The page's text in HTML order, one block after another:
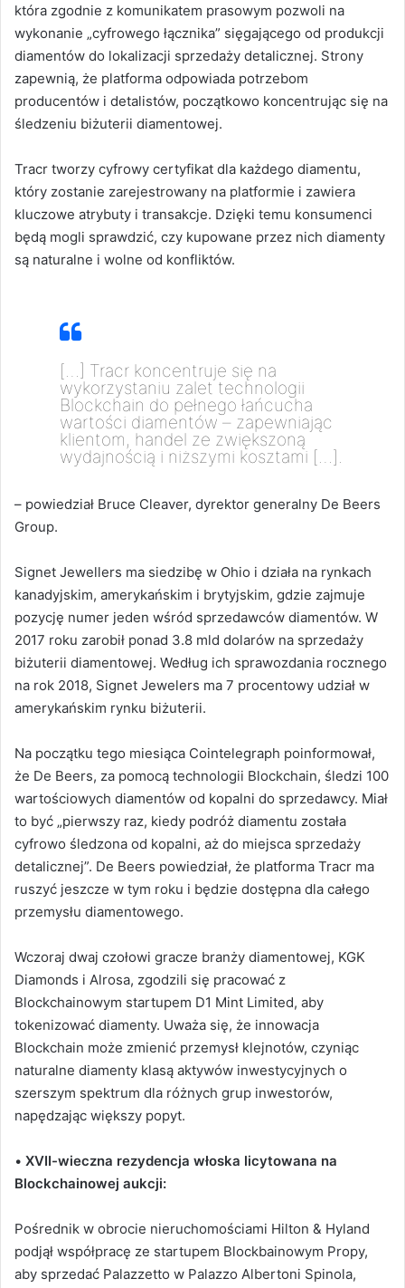
która zgodnie z komunikatem prasowym pozwoli na
wykonanie „cyfrowego łącznika” sięgającego od produkcji
diamentów do lokalizacji sprzedaży detalicznej. Strony
zapewnią, że platforma odpowiada potrzebom
producentów i detalistów, początkowo koncentrując się na
śledzeniu biżuterii diamentowej.
Tracr tworzy cyfrowy certyfikat dla każdego diamentu,
który zostanie zarejestrowany na platformie i zawiera
kluczowe atrybuty i transakcje. Dzięki temu konsumenci
będą mogli sprawdzić, czy kupowane przez nich diamenty
są naturalne i wolne od konfliktów.
[…] Tracr koncentruje się na
wykorzystaniu zalet technologii
Blockchain do pełnego łańcucha
wartości diamentów – zapewniając
klientom, handel ze zwiększoną
wydajnością i niższymi kosztami […].
– powiedział Bruce Cleaver, dyrektor generalny De Beers
Group.
Signet Jewellers ma siedzibę w Ohio i działa na rynkach
kanadyjskim, amerykańskim i brytyjskim, gdzie zajmuje
pozycję numer jeden wśród sprzedawców diamentów. W
2017 roku zarobił ponad 3.8 mld dolarów na sprzedaży
biżuterii diamentowej. Według ich sprawozdania rocznego
na rok 2018, Signet Jewelers ma 7 procentowy udział w
amerykańskim rynku biżuterii.
Na początku tego miesiąca Cointelegraph poinformował,
że De Beers, za pomocą technologii Blockchain, śledzi 100
wartościowych diamentów od kopalni do sprzedawcy. Miał
to być „pierwszy raz, kiedy podróż diamentu została
cyfrowo śledzona od kopalni, aż do miejsca sprzedaży
detalicznej”. De Beers powiedział, że platforma Tracr ma
ruszyć jeszcze w tym roku i będzie dostępna dla całego
przemysłu diamentowego.
Wczoraj dwaj czołowi gracze branży diamentowej, KGK
Diamonds i Alrosa, zgodzili się pracować z
Blockchainowym startupem D1 Mint Limited, aby
tokenizować diamenty. Uważa się, że innowacja
Blockchain może zmienić przemysł klejnotów, czyniąc
naturalne diamenty klasą aktywów inwestycyjnych o
szerszym spektrum dla różnych grup inwestorów,
napędzając większy popyt.
• XVII-wieczna rezydencja włoska licytowana na
Blockchainowej aukcji:
Pośrednik w obrocie nieruchomościami Hilton & Hyland
podjął współpracę ze startupem Blockbainowym Propy,
aby sprzedać Palazzetto w Palazzo Albertoni Spinola,